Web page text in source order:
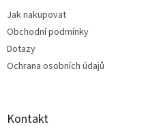
Jak nakupovat
Obchodní podmínky
Dotazy
Ochrana osobních údajů
Kontakt